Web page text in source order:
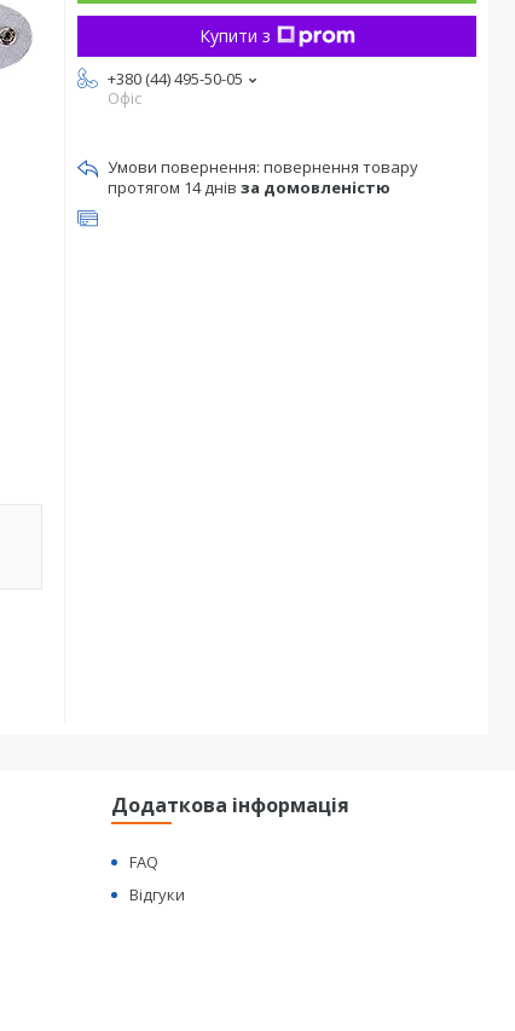
Купити з
+380 (44) 495-50-05
Офіс
повернення товару
протягом 14 днів за домовленістю
Додаткова інформація
FAQ
Відгуки